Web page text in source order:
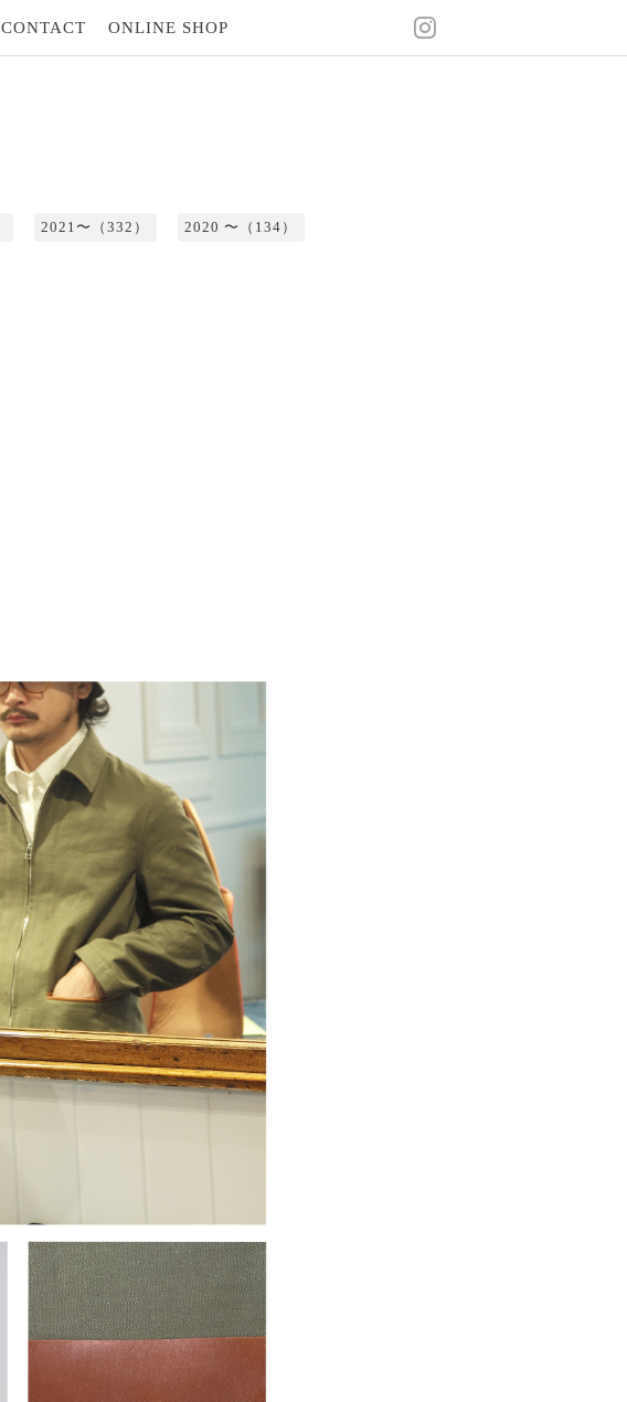
CONTACT ONLINE SHOP
2021〜（332） 2020 〜（134）